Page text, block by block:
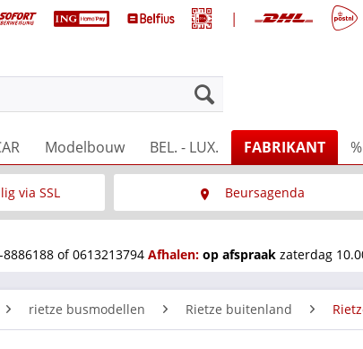
|
Modelbouw BEL. - LUX. FABRIKANT
via SSL Beursagenda
of 0613213794 Afhalen: op afspraak zaterdag
rietze busmodellen Rietze buitenland